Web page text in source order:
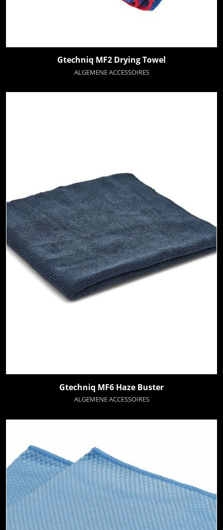
Gtechniq MF2 Drying Towel
ALGEMENE ACCESSOIRES
Gtechniq MF6 Haze Buster
ALGEMENE ACCESSOIRES